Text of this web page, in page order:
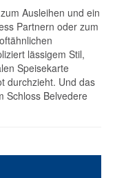
Ausleihen und ein
Partnern oder zum
lässigem Stil,
Speisekarte
durchzieht. Und das
Schloss Belvedere